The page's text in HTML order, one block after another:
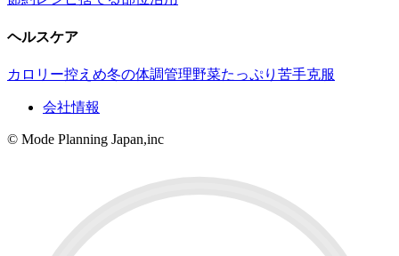
ヘルスケア
カロリー控えめ冬の体調管理野菜たっぷり 苦手克服
会社情報
© Mode Planning Japan,inc